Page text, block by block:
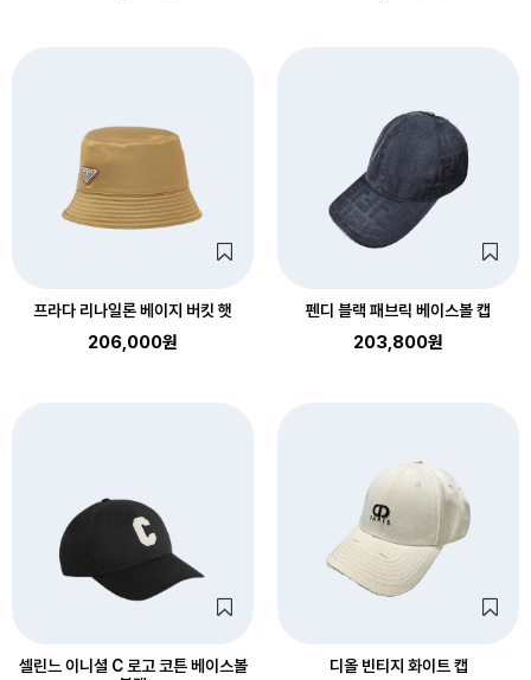
프라다 리나일론 베이지 버킷 햇
206,000원
펜디 블랙 패브릭 베이스볼 캡
203,800원
셀린느 이니셜 C 로고 코튼 베이스볼
디올 빈티지 화이트 캡